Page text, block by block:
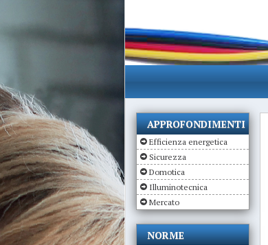
APPROFONDIMENTI
Efficienza energetica
Sicurezza
Domotica
Illuminotecnica
Mercato
NORME